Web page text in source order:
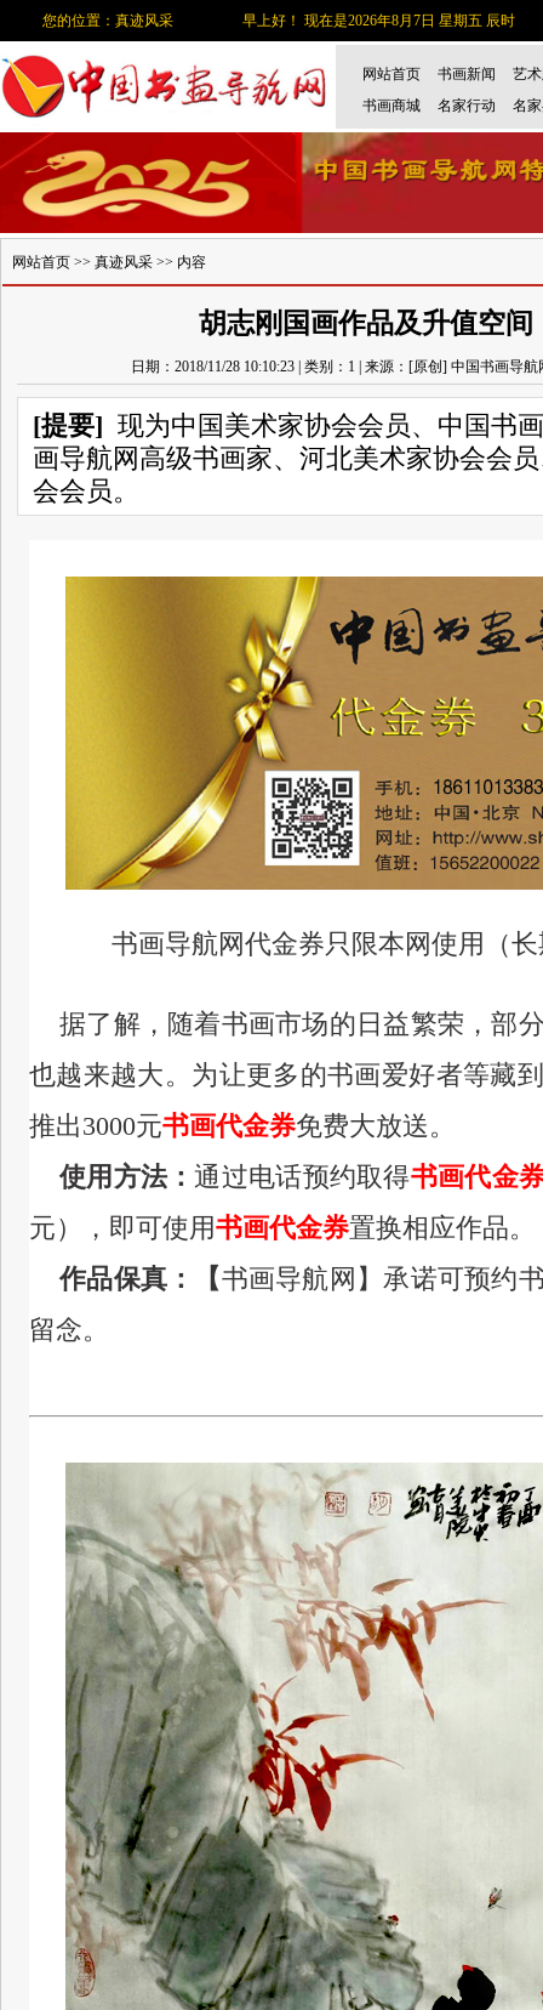
您的位置：真迹风采 早上好！ 现在是2026年8月7日 星期五 辰时
网站首页 书画新闻
艺
书画商城
名家行动 名
网站首页 >> 真迹风采 >> 内容
胡志刚国画作品及升值空间
日期：2018/11/28 10:10:23 | 类别：1 | 来源：[原创] 中国书画导
[提要] 现为中国美术家协会会员、中国书
画导航网高级书画家、河北美术家协会会
会会员。
书画导航网代金券只限本网使用（
据了解，随着书画市场的日益繁荣，部
也越来越大。 为让更多的书画爱好者等藏
推出3000元书画代金券免费大放送。
使用方法：通过电话预约取得书画代金
元），即可使用书画代金券置换相应作品。
作品保真：【书画导航网】承诺可预约
留念。